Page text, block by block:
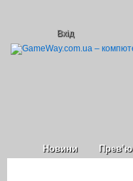
Вхід
Новини Прев’ю